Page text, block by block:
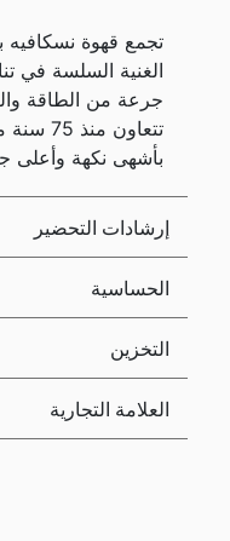
تجمع قهوة نسكافيه
الغنية السلسة في
جرعة من الطاقة
بأشهى نكهة وأعلى
إرشادات التحضير
الحساسية
التخزين
العلامة التجارية